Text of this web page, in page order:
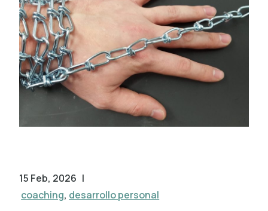
15 Feb, 2026 |
coaching, desarrollo personal